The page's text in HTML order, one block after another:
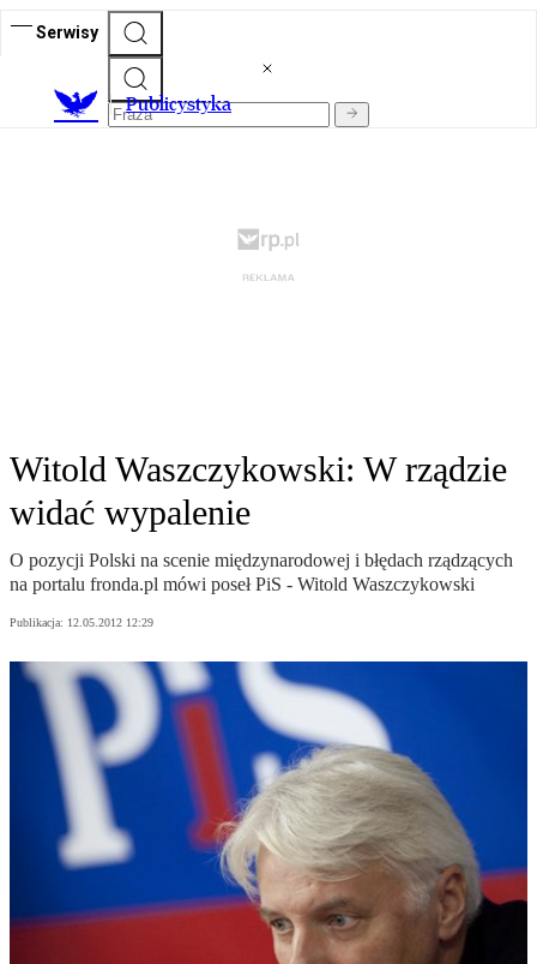
Serwisy
Publicystyka
Witold Waszczykowski: W rządzie
widać wypalenie
O pozycji Polski na scenie międzynarodowej i błędach rządzących
na portalu fronda.pl mówi poseł PiS - Witold Waszczykowski
Publikacja: 12.05.2012 12:29